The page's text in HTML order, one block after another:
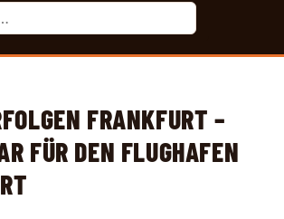
FRANKFURT –
FÜR DEN FLUGHAFEN